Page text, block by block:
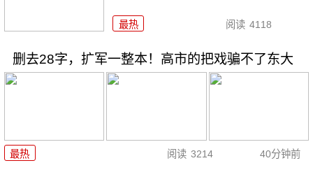
最热 阅读 4118
删去28字，扩军一整本！高市的把戏骗不了东大
最热 阅读 3214 40分钟前